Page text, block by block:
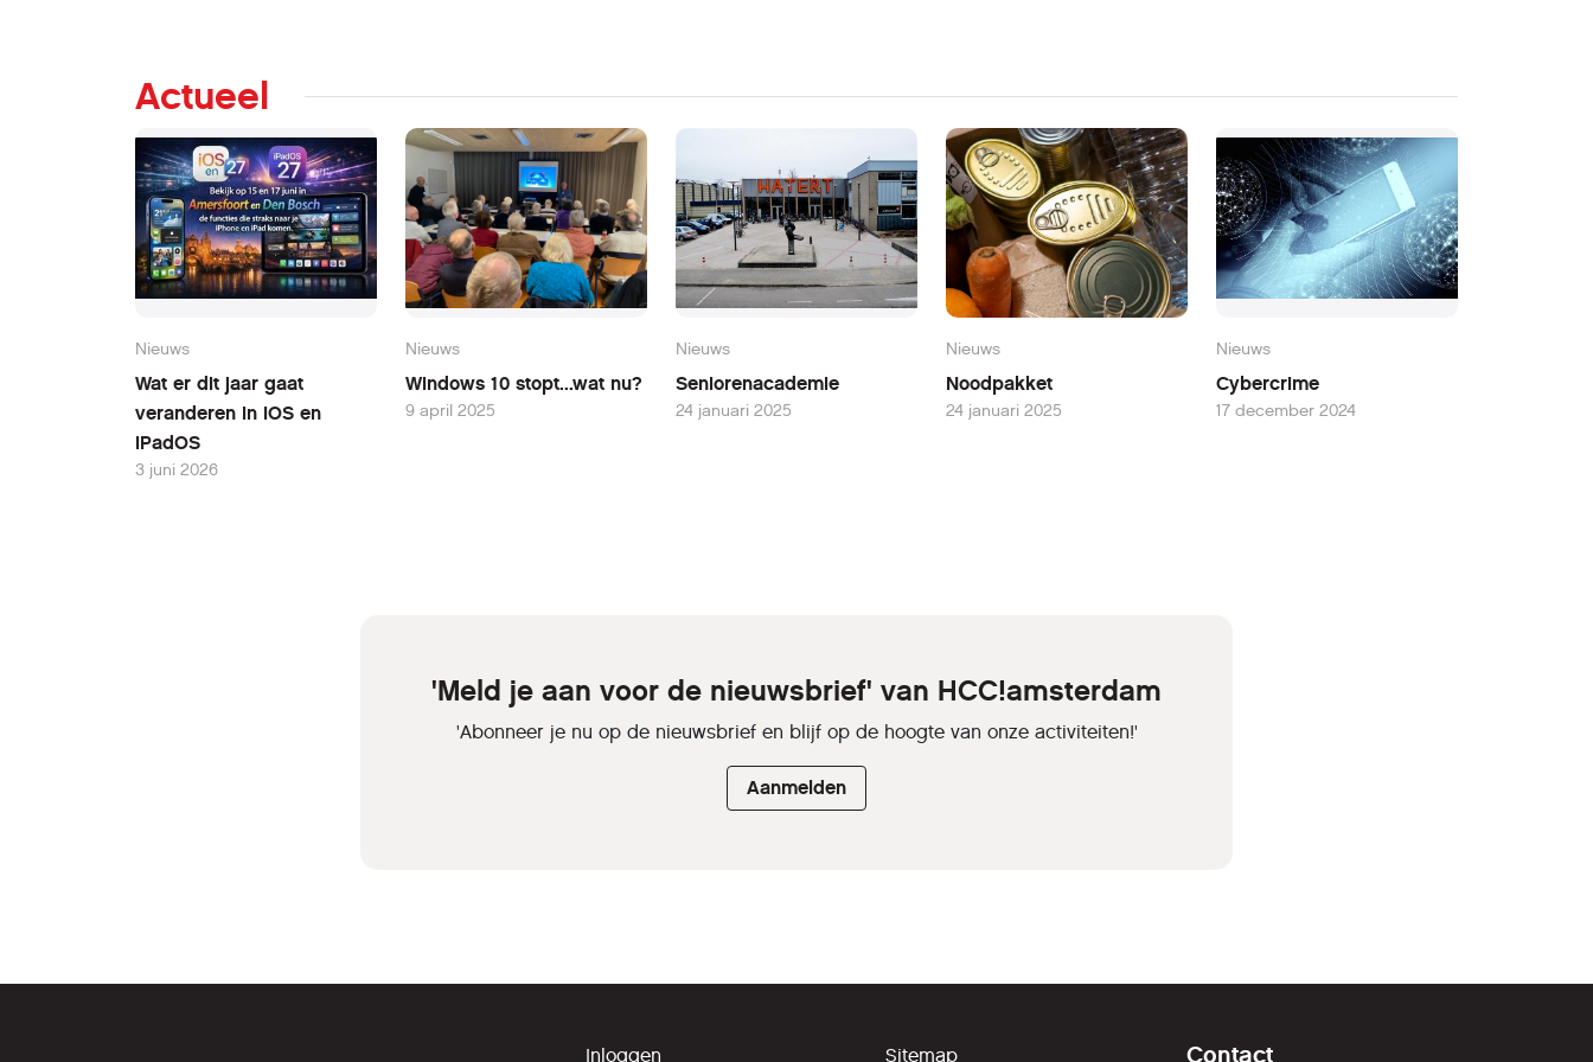
Actueel
Nieuws
Wat er dit jaar gaat
veranderen in iOS en
iPadOS
3 juni 2026
Nieuws
Windows 10 stopt...wat nu?
9 april 2025
Nieuws
Seniorenacademie
24 januari 2025
Nieuws
Noodpakket
24 januari 2025
Nieuws
Cybercrime
17 december 2024
'Meld je aan voor de nieuwsbrief' van HCC!amsterdam
'Abonneer je nu op de nieuwsbrief en blijf op de hoogte van onze activiteiten!'
Aanmelden
Inloggen Sitemap Contact